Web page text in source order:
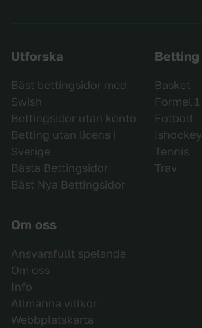
Utforska
Bäst bettingsidor med
Swish
Bettingsidor utan konto
Betting utan licens i
Sverige
Bästa Bettingsidor
Bäst Nya Bettingsidor
Betting
Basket
Formel 1
Fotboll
Ishockey
Tennis
Trav
Om oss
Ansvarsfullt spelande
Om oss
Info
Allmänna villkor
Webbplatskarta